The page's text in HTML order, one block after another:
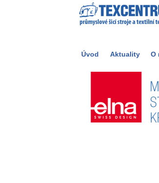
Úvod Aktuality O